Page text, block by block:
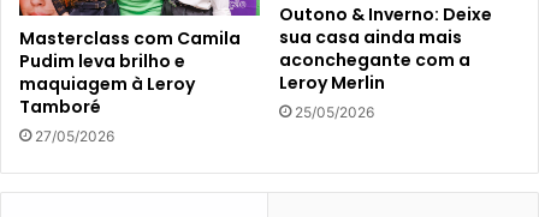
Masterclass com Camila
Pudim leva brilho e
maquiagem à Leroy
Tamboré
27/05/2026
Outono & Inverno: Deixe
sua casa ainda mais
aconchegante com a
Leroy Merlin
25/05/2026